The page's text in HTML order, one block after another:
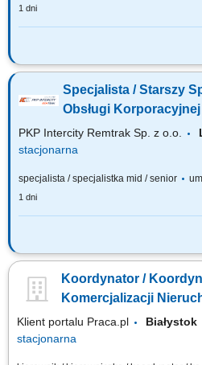
1 dni
Masz doświadczenie w
szczególnie dotyczących najmu lokali?
nieruchomości, interpretować przepisy i
konkretne rekomendacje biznesowe?
Specjalista / Starszy
Obsługi Korporacyjnej
PKP Intercity Remtrak Sp. z o.o.
stacjonarna
specjalista / specjalistka mid / senior
1 dni
Opis stanowiska: Kompleksowa obsługa
przepływem informacji pomiędzy
organizacyjnymi, Koordynacja posiedzeń
Koordynator /
Komercjalizacji
Klient portalu Praca.pl
stacjonarna